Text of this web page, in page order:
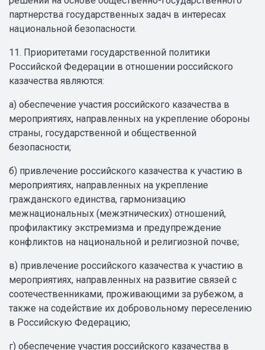
партнерства государственных задач в интересах
национальной безопасности.
11. Приоритетами государственной политики
Российской Федерации в отношении российского
казачества являются:
а) обеспечение участия российского казачества в
мероприятиях, направленных на укрепление обороны
страны, государственной и общественной
безопасности;
б) привлечение российского казачества к участию в
мероприятиях, направленных на укрепление
гражданского единства, гармонизацию
межнациональных (межэтнических) отношений,
профилактику экстремизма и предупреждение
конфликтов на национальной и религиозной почве;
в) привлечение российского казачества к участию в
мероприятиях, направленных на развитие связей с
соотечественниками, проживающими за рубежом, а
также на содействие их добровольному переселению
в Российскую Федерацию;
г) обеспечение участия российского казачества в